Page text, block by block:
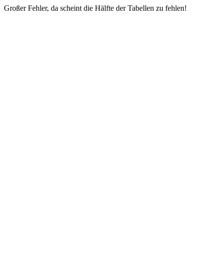
Großer Fehler, da scheint die Hälfte der Tabellen zu fehlen!